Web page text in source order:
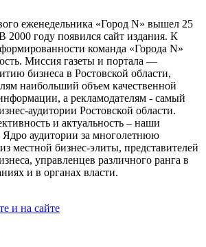
еженедельника «Город N» вышел 25
2000 году появился сайт издания. К
команда «Города N»
Миссия газеты и портала —
бизнеса в Ростовской области,
наибольший объем качественной
а рекламодателям - самый
аудитории Ростовской области.
и актуальность – наши
аудитории за многолетнюю
местной бизнес-элиты, представителей
управленцев различного ранга в
и в органах власти.
и на сайте